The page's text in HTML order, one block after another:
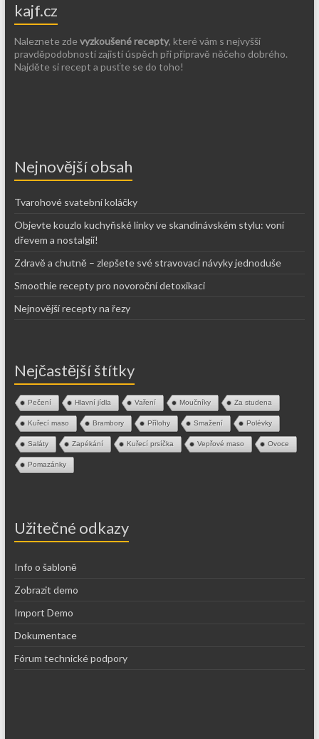
kajf.cz
Naleznete zde vyzkoušené recepty, které vám s nejvyšší
pravděpodobností zajistí úspěch při přípravě něčeho dobrého.
Najděte si recept a pusťte se do toho!
Nejnovější obsah
Tvarohové svatební koláčky
Objevte kouzlo kuchyňské linky ve skandinávském stylu: voní
dřevem a nostalgií!
Zdravě a chutně – zlepšete své stravovací návyky jednoduše
Smoothie recepty pro novoroční detoxikaci
Nejnovější recepty na řezy
Nejčastější štítky
Pečení Hlavní jídla Vaření Moučníky Za studena
Kuřecí maso Brambory Přílohy Smažení Polévky
Saláty Zapékání Kuřecí prsíčka Vepřové maso Ovoce
Pomazánky
Užitečné odkazy
Info o šabloně
Zobrazit demo
Import Demo
Dokumentace
Fórum technické podpory